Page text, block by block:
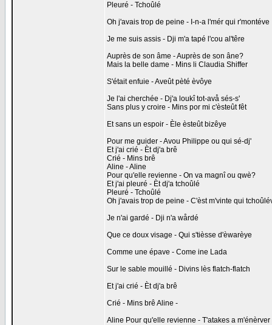
Pleuré - Tchoûlé
Oh j'avais trop de peine - I-n-a l'mér qui r'montéve
Je me suis assis - Dji m'a tapé l'cou al'têre
Auprès de son âme - Auprès de son âne?
Mais la belle dame - Mins li Claudia Shiffer
S'était enfuie - Aveût pèté èvôye
Je l'ai cherchée - Dj'a loukî tot-avå sés-s'
Sans plus y croire - Mins por mi c'èsteût fêt
Et sans un espoir - Èle èsteût bizêye
Pour me guider - Avou Philippe ou qui sé-dj'
Et j'ai crié - Èt dj'a brê
Crié - Mins brê
Aline - Aline
Pour qu'elle revienne - On va magnî ou qwè?
Et j'ai pleuré - Èt dj'a tchoûlé
Pleuré - Tchoûlé
Oh j'avais trop de peine - C'èst m'vinte qui
Je n'ai gardé - Dji n'a wårdé
Que ce doux visage - Qui s'tièsse d'èwarèye
Comme une épave - Come ine Lada
Sur le sable mouillé - Divins lès flatch-flatch
Et j'ai crié - Èt dj'a brê
Crié - Mins brê Aline -
Aline Pour qu'elle revienne - T'atakes a m'énèrver